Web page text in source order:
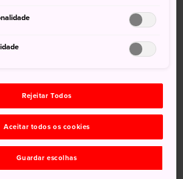
Zoológico de
Asahiyama
Rejeitar Todos
Aceitar todos os cookies
Guardar escolhas